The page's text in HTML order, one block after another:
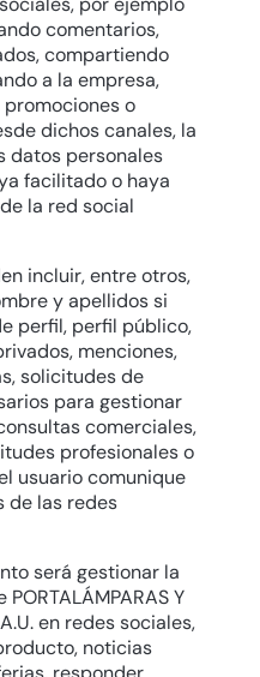
comentarios,
compartiendo
a la empresa,
o
dichos canales, la
datos personales
facilitado o haya
la red social
incluir, entre otros,
y apellidos si
perfil, perfil público,
menciones,
solicitudes de
para gestionar
comerciales,
profesionales o
usuario comunique
de las redes
será gestionar la
Y
en redes sociales,
noticias